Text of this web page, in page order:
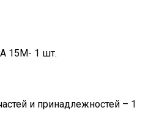
15М- 1 шт.
и принадлежностей – 1